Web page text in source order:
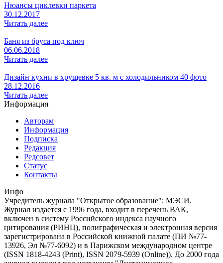
Нюансы циклевки паркета
30.12.2017
Читать далее
Баня из бруса под ключ
06.06.2018
Читать далее
Дизайн кухни в хрущевке 5 кв. м с холодильником 40 фото
28.12.2016
Читать далее
Информация
Авторам
Информация
Подписка
Редакция
Редсовет
Статус
Контакты
Инфо
Учредитель журнала "Открытое образование": МЭСИ.
Журнал издается с 1996 года, входит в перечень ВАК,
включен в систему Российского индекса научного
цитирования (РИНЦ), полиграфическая и электронная версия
зарегистрирована в Российской книжной палате (ПИ №77-
13926, Эл №77-6092) и в Парижском международном центре
(ISSN 1818-4243 (Print), ISSN 2079-5939 (Online)). До 2000 года